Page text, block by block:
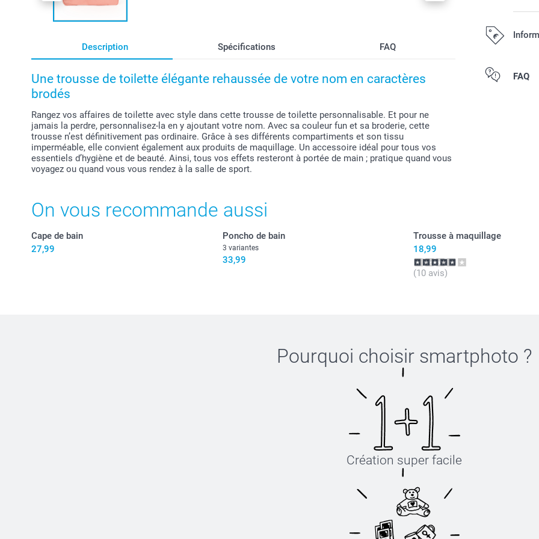
Description Spécifications FAQ
Une trousse de toilette élégante rehaussée de votre nom en caractères
brodés
Rangez vos affaires de toilette avec style dans cette trousse de toilette personnalisable. Et pour ne
jamais la perdre, personnalisez-la en y ajoutant votre nom. Avec sa couleur fun et sa broderie, cette
trousse n’est définitivement pas ordinaire. Grâce à ses différents compartiments et son tissu
imperméable, elle convient également aux produits de maquillage. Un accessoire idéal pour tous vos
essentiels d’hygiène et de beauté. Ainsi, tous vos effets resteront à portée de main ; pratique quand vous
voyagez ou quand vous vous rendez à la salle de sport.
Tous les prix
FAQ
On vous recommande aussi
Cape de bain
27,99
Poncho de bain
3 variantes
33,99
Trousse à maquillage
18,99
(10 avis)
Pourquoi choisir smartphoto ?
Création super facile